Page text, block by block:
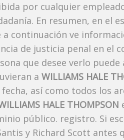
por cualquier
En resumen, en el
a continuación ve
de justicia penal en el
que desee verlo
a WILLIAMS HALE
fecha, así como todos los
HALE THOMPSON
público. registro. Si
y Richard Scott antes